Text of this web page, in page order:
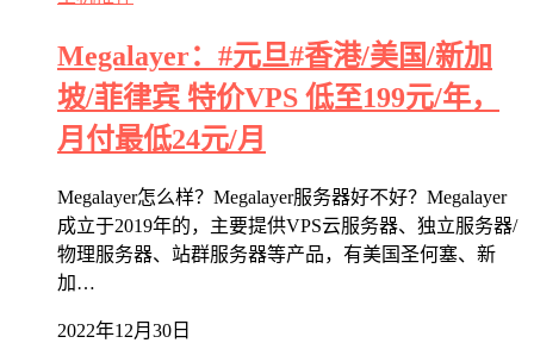
Megalayer：#元旦#香港/美国/新加
坡/菲律宾 特价VPS 低至199元/年，
月付最低24元/月
Megalayer怎么样？Megalayer服务器好不好？Megalayer
成立于2019年的，主要提供VPS云服务器、独立服务器/
物理服务器、站群服务器等产品，有美国圣何塞、新
加…
2022年12月30日